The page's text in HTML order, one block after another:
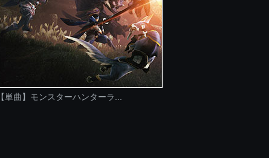
【単曲】モンスターハンターラ...